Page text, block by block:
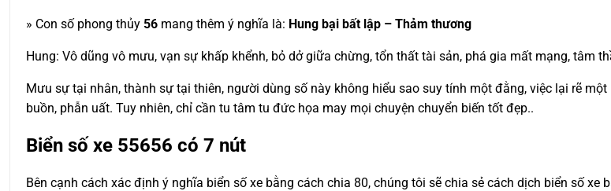
» Con số phong thủy 56 mang thêm ý nghĩa là: Hung bại bất lập – Thảm thương
Hung: Vô dũng vô mưu, vạn sự khấp khểnh, bỏ dở giữa chừng, tổn thất tài sản, phá gia mất mạng, tâm
Mưu sự tại nhân, thành sự tại thiên, người dùng số này không hiểu sao suy tính một đằng, việc lại rẽ
buồn, phẫn uất. Tuy nhiên, chỉ cần tu tâm tu đức họa may mọi chuyện chuyển biến tốt đẹp..
Biển số xe 55656 có 7 nút
Bên cạnh cách xác định ý nghĩa biển số xe bằng cách chia 80, chúng tôi sẽ chia sẻ cách dịch biển số xe